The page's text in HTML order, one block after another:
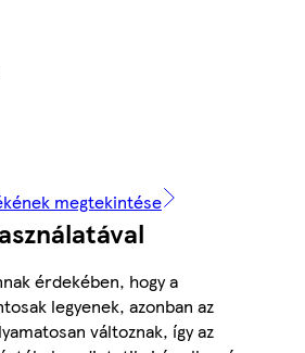
megtekintése
érdekében, hogy a
legyenek, azonban az
változnak, így az